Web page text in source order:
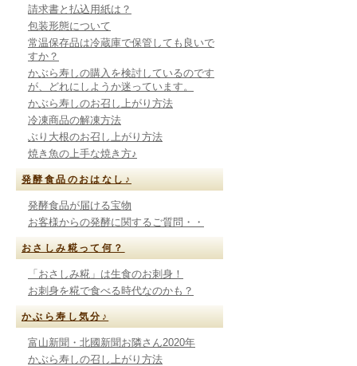
請求書と払込用紙は？
包装形態について
常温保存品は冷蔵庫で保管しても良いで
すか？
かぶら寿しの購入を検討しているのです
が、どれにしようか迷っています。
かぶら寿しのお召し上がり方法
冷凍商品の解凍方法
ぶり大根のお召し上がり方法
焼き魚の上手な焼き方♪
発酵食品のおはなし♪
発酵食品が届ける宝物
お客様からの発酵に関するご質問・・
おさしみ糀って何？
「おさしみ糀」は生食のお刺身！
お刺身を糀で食べる時代なのかも？
かぶら寿し気分♪
富山新聞・北國新聞お隣さん2020年
かぶら寿しの召し上がり方法